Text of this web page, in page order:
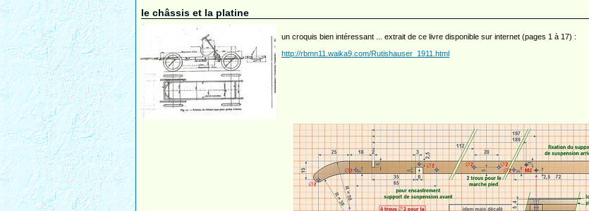
le châssis et la platine
un croquis bien intéressant ... extrait de ce livre disponible sur internet (pages 1 à 17) :
http://rbmn11.waika9.com/Rutishauser_1911.html